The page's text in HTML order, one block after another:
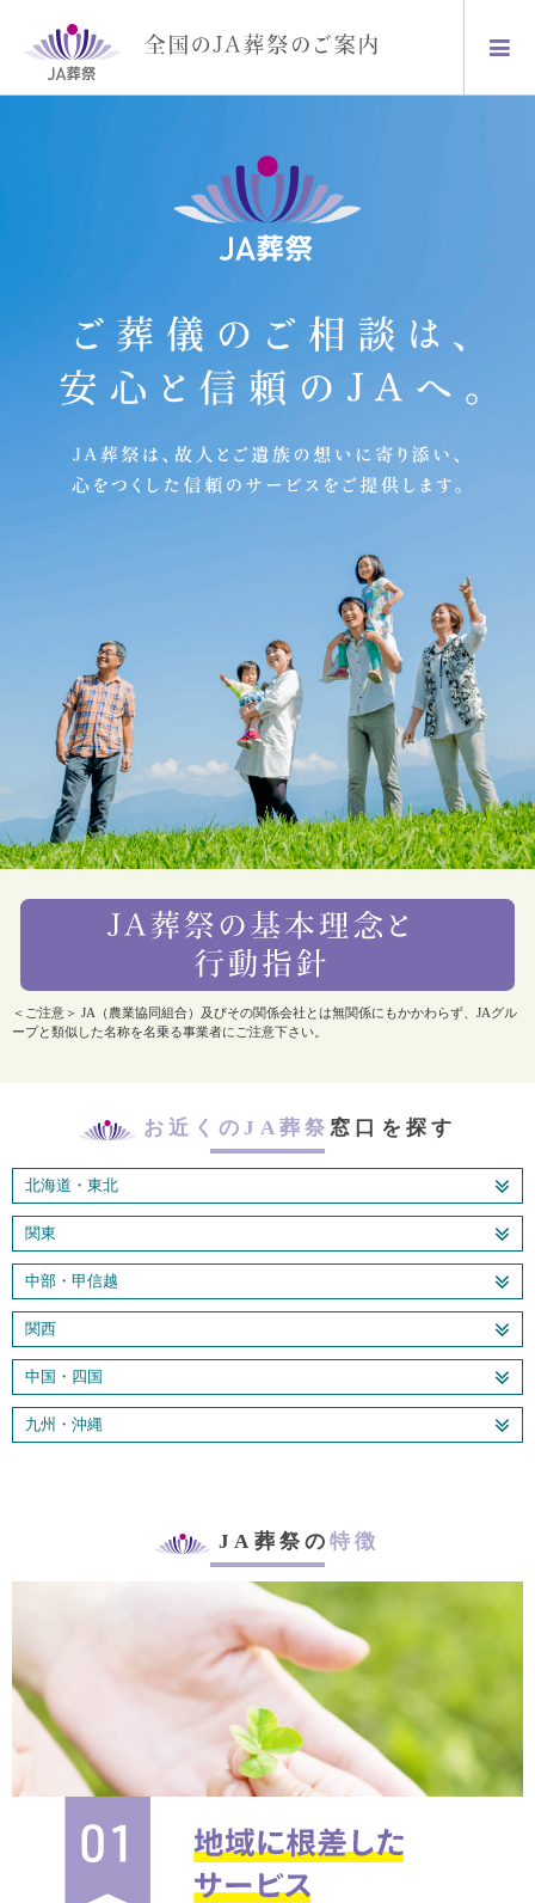
＜ご注意＞ JA（農業協同組合）及びその関係会社とは無関係にもかかわらず、JAグル
ープと類似した名称を名乗る事業者にご注意下さい。
お近くのJA葬祭 窓口を探す
北海道・東北
関東
中部・甲信越
関西
中国・四国
九州・沖縄
JA葬祭の特徴